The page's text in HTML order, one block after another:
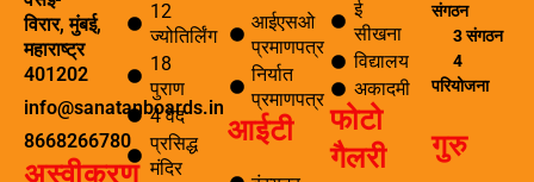
विरार, मुंबई,
महाराष्ट्र
401202
info@sanatanboards.in
8668266780
अस्वीकरण
12
ज्योतिर्लिंग
18
पुराण
4 वेद
प्रसिद्ध
मंदिर
आईएसओ
प्रमाणपत्र
निर्यात
प्रमाणपत्र
आईटी
ई
सीखना
विद्यालय
अकादमी
फोटो
गैलरी
संगठन
3 संगठन
4
परियोजना
गुरु